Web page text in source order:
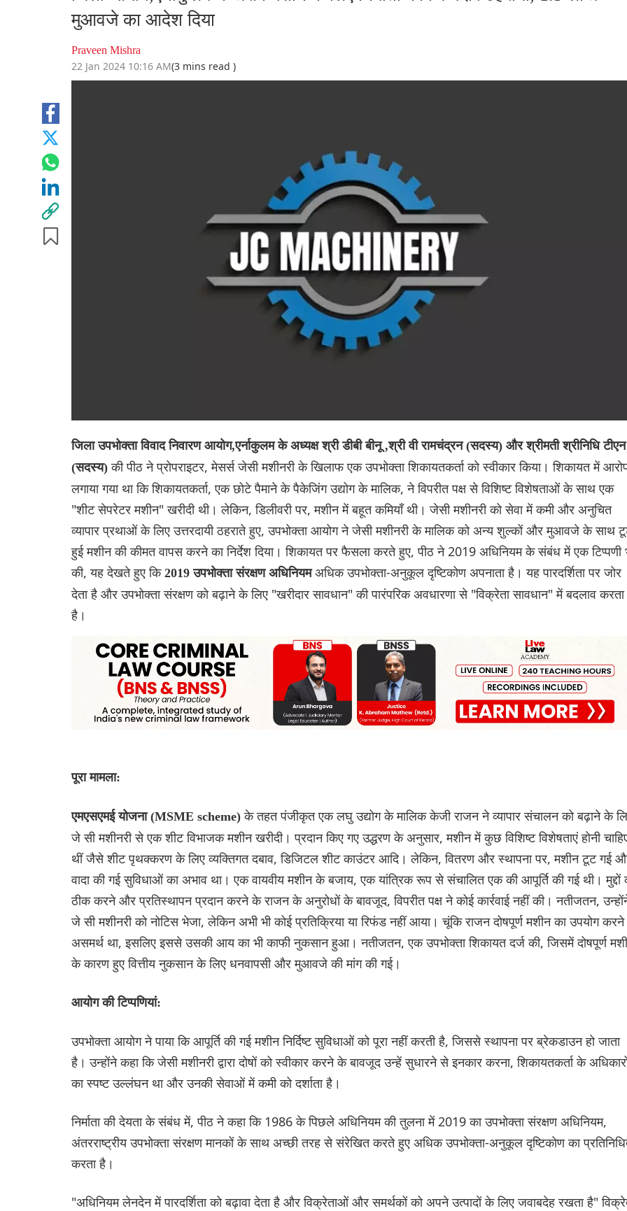
मुआवजे का आदेश दिया
Praveen Mishra
22 Jan 2024 10:16 AM(3 mins read )
जिला उपभोक्ता विवाद निवारण आयोग,एर्नाकुलम के अध्यक्ष श्री डीबी बीनू ,श्री वी रामचंद्रन (सदस्य) और श्रीमती श्रीनिधि टीएन
(सदस्य) की पीठ ने प्रोपराइटर, मेसर्स जेसी मशीनरी के खिलाफ एक उपभोक्ता शिकायतकर्ता को स्वीकार किया। शिकायत में
लगाया गया था कि शिकायतकर्ता, एक छोटे पैमाने के पैकेजिंग उद्योग के मालिक, ने विपरीत पक्ष से विशिष्ट विशेषताओं के साथ एक
"शीट सेपरेटर मशीन" खरीदी थी। लेकिन, डिलीवरी पर, मशीन में बहूत कमियाँ थी। जेसी मशीनरी को सेवा में कमी और अनुचित
व्यापार प्रथाओं के लिए उत्तरदायी ठहराते हुए, उपभोक्ता आयोग ने जेसी मशीनरी के मालिक को अन्य शुल्कों और मुआवजे के साथ
हुई मशीन की कीमत वापस करने का निर्देश दिया। शिकायत पर फैसला करते हुए, पीठ ने 2019 अधिनियम के संबंध में एक टिप्पणी
की, यह देखते हुए कि2019 उपभोक्ता संरक्षण अधिनियमअधिक उपभोक्ता-अनुकूल दृष्टिकोण अपनाता है। यह पारदर्शिता पर जोर
देता है और उपभोक्ता संरक्षण को बढ़ाने के लिए "खरीदार सावधान" की पारंपरिक अवधारणा से "विक्रेता सावधान" में बदलाव करता
है।
पूरा मामला:
एमएसएमई योजना (MSME scheme) के तहत पंजीकृत एक लघु उद्योग के मालिक केजी राजन ने व्यापार संचालन को बढ़ाने के
जे सी मशीनरी से एक शीट विभाजक मशीन खरीदी। प्रदान किए गए उद्धरण के अनुसार, मशीन में कुछ विशिष्ट विशेषताएं होनी
थीं जैसे शीट पृथक्करण के लिए व्यक्तिगत दबाव, डिजिटल शीट काउंटर आदि। लेकिन, वितरण और स्थापना पर, मशीन टूट गई
वादा की गई सुविधाओं का अभाव था। एक वायवीय मशीन के बजाय, एक यांत्रिक रूप से संचालित एक की आपूर्ति की गई थी। मुद्दों
ठीक करने और प्रतिस्थापन प्रदान करने के राजन के अनुरोधों के बावजूद, विपरीत पक्ष ने कोई कार्रवाई नहीं की। नतीजतन,
जे सी मशीनरी को नोटिस भेजा, लेकिन अभी भी कोई प्रतिक्रिया या रिफंड नहीं आया। चूंकि राजन दोषपूर्ण मशीन का उपयोग
असमर्थ था, इसलिए इससे उसकी आय का भी काफी नुकसान हुआ। नतीजतन, एक उपभोक्ता शिकायत दर्ज की, जिसमें दोषपूर्ण
के कारण हुए वित्तीय नुकसान के लिए धनवापसी और मुआवजे की मांग की गई।
आयोग की टिप्पणियां:
उपभोक्ता आयोग ने पाया कि आपूर्ति की गई मशीन निर्दिष्ट सुविधाओं को पूरा नहीं करती है, जिससे स्थापना पर ब्रेकडाउन हो जाता
है। उन्होंने कहा कि जेसी मशीनरी द्वारा दोषों को स्वीकार करने के बावजूद उन्हें सुधारने से इनकार करना, शिकायतकर्ता के
का स्पष्ट उल्लंघन था और उनकी सेवाओं में कमी को दर्शाता है।
निर्माता की देयता के संबंध में, पीठ ने कहा कि 1986 के पिछले अधिनियम की तुलना में 2019 का उपभोक्ता संरक्षण अधिनियम,
अंतरराष्ट्रीय उपभोक्ता संरक्षण मानकों के साथ अच्छी तरह से संरेखित करते हुए अधिक उपभोक्ता-अनुकूल दृष्टिकोण का
करता है।
"अधिनियम लेनदेन में पारदर्शिता को बढ़ावा देता है और विक्रेताओं और समर्थकों को अपने उत्पादों के लिए जवाबदेह रखता है"